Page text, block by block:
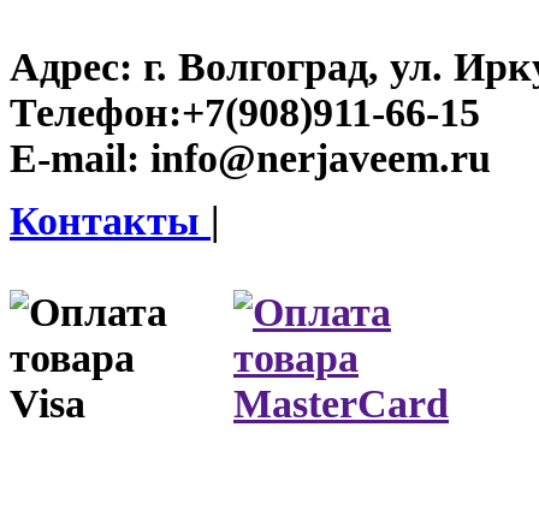
Адрес: г. Волгоград, ул.
Телефон:+7(908)911-66-15
E-mail: info@nerjaveem.ru
Контакты |